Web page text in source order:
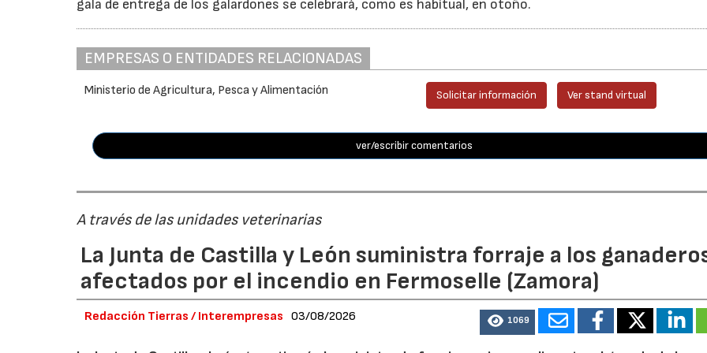
gala de entrega de los galardones se celebrará, como es habitual, en otoño.
EMPRESAS O ENTIDADES RELACIONADAS
Ministerio de Agricultura, Pesca y Alimentación Solicitar información Ver stand virtual
ver/escribir comentarios
A través de las unidades veterinarias
La Junta de Castilla y León suministra forraje a los
afectados por el incendio en Fermoselle (Zamora)
Redacción Tierras / Interempresas 03/08/2026 1069